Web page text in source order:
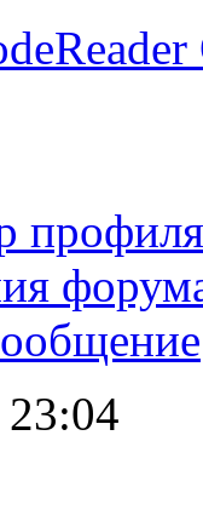
профиля
23:04